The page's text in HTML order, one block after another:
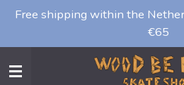
Ga
naar
de
Free shipping within the
€65